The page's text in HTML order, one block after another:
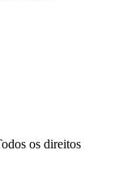
os direitos